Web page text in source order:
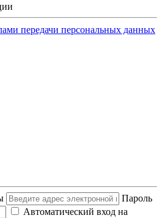
передачи персональных данных
Пароль
Автоматический вход на